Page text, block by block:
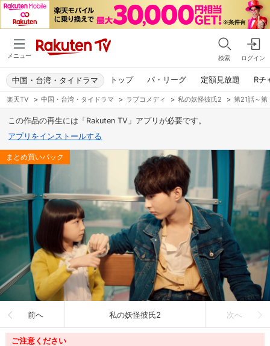
メニュー 検索 ログイン
トップ パ・リーグ 定額見放題 Rチ
中国・台湾・タイドラマ
楽天TV > 中国・台湾・タイドラマ > ラブコメディ > 私の妖怪彼氏2 > 第21話～第
この作品の再生には「Rakuten TV」アプリが必要です。
アプリをインストールする
前へ 私の妖怪彼氏2 次へ
ご注意ください